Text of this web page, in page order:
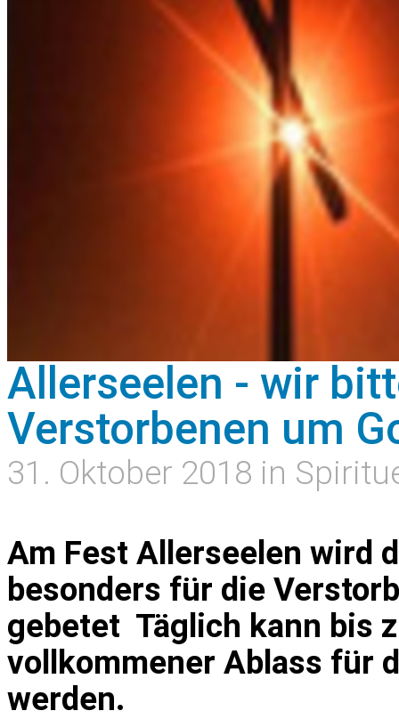
Allerseelen - wir
Verstorbenen um
31. Oktober 2018 in
Am Fest Allerseelen wird
besonders für die
gebetet  Täglich kann bis
vollkommener Ablass für
werden.